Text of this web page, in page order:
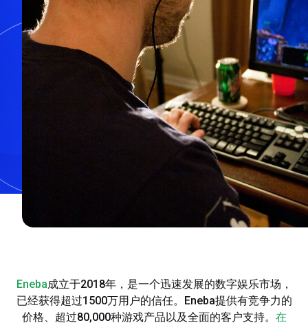
Eneba成立于2018年，是一个迅速发展的数字娱乐市场，
已经获得超过1500万用户的信任。Eneba提供有竞争力的
价格、超过80,000种游戏产品以及全面的客户支持。 在